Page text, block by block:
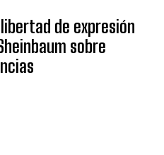
de expresión
sobre